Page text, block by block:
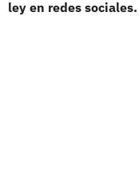
ley en redes sociales.